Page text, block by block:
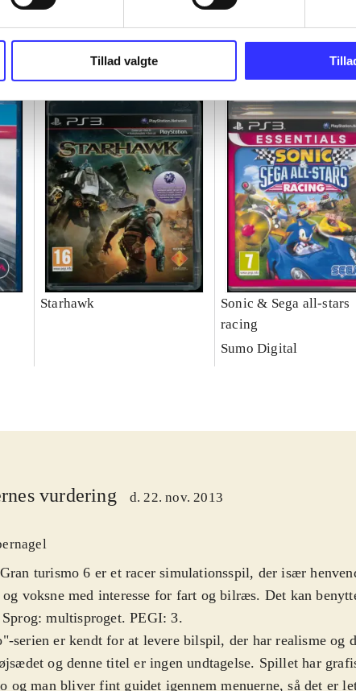
Tillad valgte
Starhawk
Sonic & Sega all-stars
racing
Sumo Digital
vurdering d. 22. nov. 2013
turismo 6 er et racer simulationsspil, der især
voksne med interesse for fart og bilræs. Det kan
multisproget. PEGI: 3.
serien er kendt for at levere bilspil, der har realisme og
og denne titel er ingen undtagelse. Spillet har
og man bliver fint guidet igennem menuerne, så det er